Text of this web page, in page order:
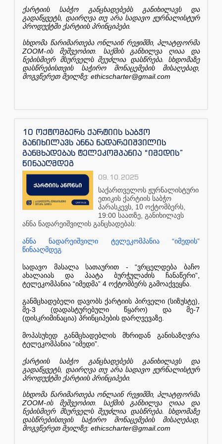
ქარტიის საბჭო განცხადებებს განიხილავს
და
გადაწყვეტს, დაირღვა თუ არა სადავო ჟურნალისტურ
პროდუქტში ქარტიის პრინციპები.
სხდომა წარიმართება ონლაინ რეჟიმში, პლატფორმა
ZOOM-ის მეშვეობით. საქმის განხილვა ღიაა
და
ნებისმიერ
მსურველს შეუძლია დასწრება.
სხდომაზე
დასწრებისთვის
საჭირო მონაცემების მისაღებად,
მოგვწერეთ მეილზე: ethicscharter@gmail.com
10 ოქტომბერს ქარტიის საბჭო
განიხილავს ანნა ნადარეიშვილის
განცხადებას ტელეკომპანია “იმედის”
წინააღმდეგ
09.10.2025
საქართველოს ჟურნალისტური
ეთიკის ქარტიის საბჭო
პარასკევს , 10 ოქტომბერს
19:00 საათზე განიხილავს
ანნა ნადარეიშვილის განცხადებას:
ანნა ნადარეიშვილი ტელეკომპანია “იმედის”
წინააღმდეგ
სადავო მასალა სათაურით - “ვრცელდება
ბაჩო
ახალაიას
და პაატა ბურჭულაძის ჩანაწერი”,
ტელეკომპანია “იმედმა” 4 ოქტომბერს გამოაქვეყნა
განმცხადებელი დავობს ქარტიის პირველი (სიზუსტე),
მე-3 (დადასტურებული წყარო) და მე-7
(დისკრიმინაცია) პრინციპების დარღვევაზე
მოპასუხედ განმცხადებლის მხრიდან
განისაზღვრა
ტელეკომპანია “იმედი”.
ქარტიის საბჭო განცხადებებს განიხილავს
და
გადაწყვეტს, დაირღვა თუ არა სადავო ჟურნალისტურ
პროდუქტში ქარტიის პრინციპები.
სხდომა წარიმართება ონლაინ რეჟიმში, პლატფორმა
ZOOM-ის მეშვეობით. საქმის განხილვა ღიაა
და
ნებისმიერ
მსურველს შეუძლია დასწრება.
სხდომაზე
დასწრებისთვის
საჭირო მონაცემების მისაღებად,
მოგვწერეთ მეილზე: ethicscharter@gmail.com